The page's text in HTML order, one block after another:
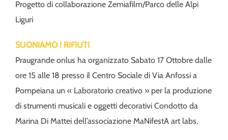
Progetto di collaborazione Zemiafilm/Parco delle Alpi
Liguri
SUONIAMO I RIFIUTI
Praugrande onlus ha organizzato Sabato 17 Ottobre dalle
ore 15 alle 18 presso il Centro Sociale di Via Anfossi a
Pompeiana un « Laboratorio creativo » per la produzione
di strumenti musicali e oggetti decorativi Condotto da
Marina Di Mattei dell’associazione MaNifestA art labs.